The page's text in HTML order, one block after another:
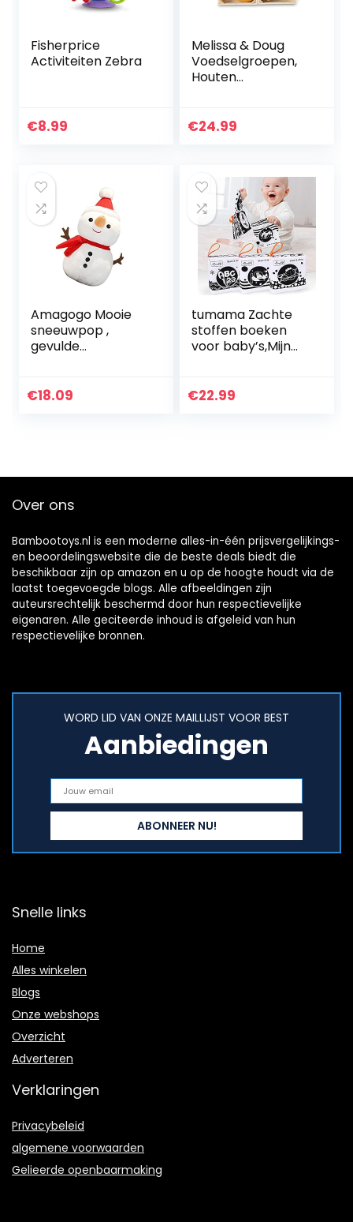
Fisherprice
Activiteiten Zebra
€8.99
Melissa & Doug
Voedselgroepen,
Houten
Stuk speelgoed
€24.99
Amagogo Mooie
sneeuwpop ,
gevulde
kerst karakters
€18.09
tumama Zachte
stoffen boeken
voor baby’s,Mijn
ontwikkeling
€22.99
Over ons
Bambootoys.nl is een moderne alles-in-één prijsvergelijkings-
en beoordelingswebsite die de beste deals biedt die
beschikbaar zijn op amazon en u op de hoogte houdt via de
laatst toegevoegde blogs. Alle afbeeldingen zijn
auteursrechtelijk beschermd door hun respectievelijke
eigenaren. Alle geciteerde inhoud is afgeleid van hun
respectievelijke bronnen.
WORD LID VAN ONZE MAILLIJST VOOR BEST
Aanbiedingen
Snelle links
Home
Alles winkelen
Blogs
Onze webshops
Overzicht
Adverteren
Verklaringen
Privacybeleid
algemene voorwaarden
Gelieerde openbaarmaking